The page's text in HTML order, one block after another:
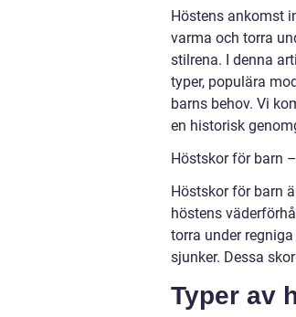
Höstens ankomst
varma och torra
stilrena. I denna
typer, populära
barns behov. Vi
en historisk
Höstskor för barn
Höstskor för barn
höstens
torra under
sjunker. Dessa
Typer av